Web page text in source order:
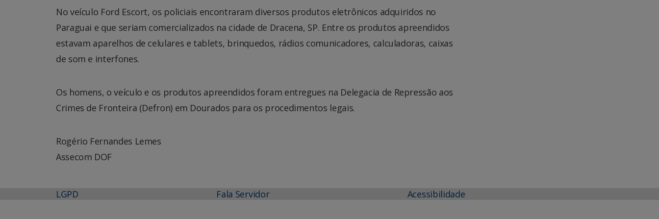
No veículo Ford Escort, os policiais encontraram diversos produtos eletrônicos adquiridos no
Paraguai e que seriam comercializados na cidade de Dracena, SP. Entre os produtos apreendidos
estavam aparelhos de celulares e tablets, brinquedos, rádios comunicadores, calculadoras, caixas
de som e interfones.
Os homens, o veículo e os produtos apreendidos foram entregues na Delegacia de Repressão aos
Crimes de Fronteira (Defron) em Dourados para os procedimentos legais.
Rogério Fernandes Lemes
Assecom DOF
LGPD Fala Servidor Acessibilidade